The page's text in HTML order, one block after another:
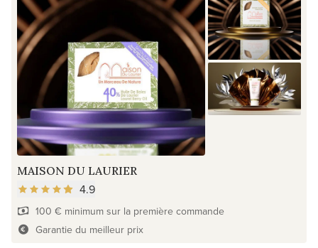
MAISON DU LAURIER
4.9
100 € minimum sur la première commande
Garantie du meilleur prix